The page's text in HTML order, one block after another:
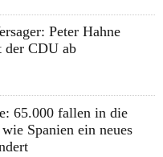
Peter Hahne
der CDU ab
65.000 fallen in die
Spanien ein neues